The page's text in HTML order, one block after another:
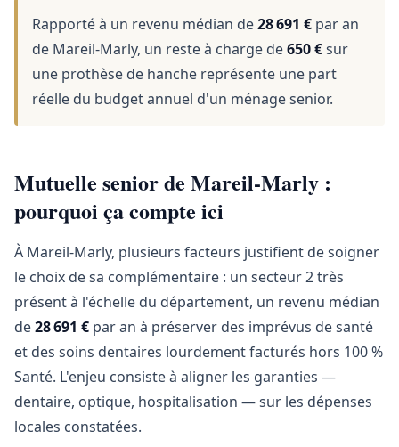
Rapporté à un revenu médian de28 691 € par an
de Mareil-Marly, un reste à charge de650 €sur
une prothèse de hanche représente une part
réelle du budget annuel d'un ménage senior.
Mutuelle senior de Mareil-Marly :
pourquoi ça compte ici
À Mareil-Marly, plusieurs facteurs justifient de soigner
le choix de sa complémentaire : un secteur 2 très
présent à l'échelle du département, un revenu médian
de28 691 € par an à préserver des imprévus de santé
et des soins dentaires lourdement facturés hors 100 %
Santé. L'enjeu consiste à aligner les garanties —
dentaire, optique, hospitalisation — sur les dépenses
locales constatées.